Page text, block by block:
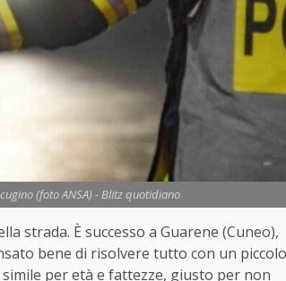
(foto ANSA) - Blitz quotidiano
strada. È successo a Guarene (Cuneo),
bene di risolvere tutto con un piccolo
per età e fattezze, giusto per non